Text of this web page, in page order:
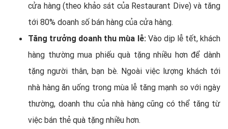
cửa hàng (theo khảo sát của Restaurant Dive) và tăng
tới 80% doanh số bán hàng của cửa hàng.
Tăng trưởng doanh thu mùa lễ:Vào dịp lễ tết, khách
hàng thường mua phiếu quà tặng nhiều hơn để dành
tặng người thân, bạn bè. Ngoài việc lượng khách tới
nhà hàng ăn uống trong mùa lễ tăng mạnh so với ngày
thường, doanh thu của nhà hàng cũng có thể tăng từ
việc bán thẻ quà tặng nhiều hơn.